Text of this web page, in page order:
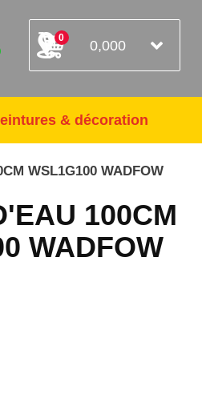
0 0,000
& décoration
WSL1G100 WADFOW
100CM
WADFOW